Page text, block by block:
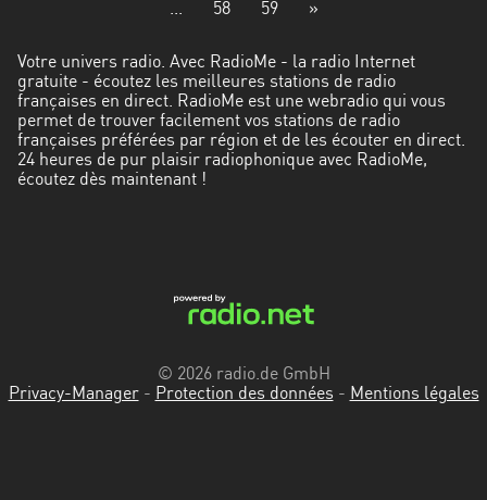
... 58 59 »
Votre univers radio. Avec RadioMe - la radio Internet
gratuite - écoutez les meilleures stations de radio
françaises en direct. RadioMe est une webradio qui vous
permet de trouver facilement vos stations de radio
françaises préférées par région et de les écouter en direct.
24 heures de pur plaisir radiophonique avec RadioMe,
écoutez dès maintenant !
© 2026 radio.de GmbH
Privacy-Manager- Protection des données - Mentions légales